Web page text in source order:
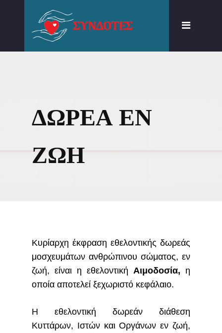
ΠΟΙΟΙ ΕΙΜΑΣΤΕ
ΣΕ ΤΙ ΠΙΣΤΕΥΟΥΜΕ
ΔΩΡΕΑ ΕΝ ΖΩΗ
ΜΟΣΧΕΥΜΑΤΩΝ ΜΕΤΑ
ΘΑΝΑΤΟΝ
ΔΩΡΕΑ ΕΝ
ΖΩΗ
Κυρίαρχη έκφραση εθελοντικής δωρεάς
μοσχευμάτων ανθρώπινου σώματος, εν
ζωή, είναι η εθελοντική Αιμοδοσία, η
οποία αποτελεί ξεχωριστό κεφάλαιο.
Η εθελοντική δωρεάν διάθεση
Κυττάρων, Ιστών και Οργάνων εν ζωή,